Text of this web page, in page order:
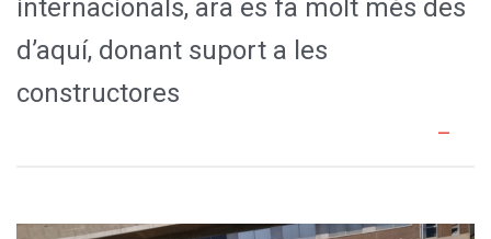
internacionals, ara es fa molt més des
d’aquí, donant suport a les
constructores